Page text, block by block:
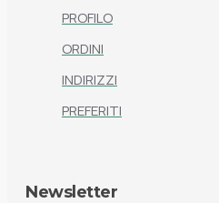
PROFILO
ORDINI
INDIRIZZI
PREFERITI
Newsletter